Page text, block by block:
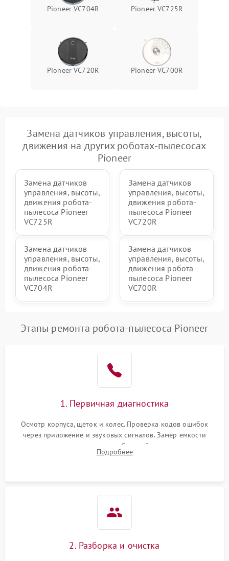
Pioneer VC704R Pioneer VC725R
Pioneer VC720R Pioneer VC700R
Замена датчиков управления, высоты,
движения на других роботах-пылесосах
Pioneer
Замена датчиков
управления, высоты,
движения робота-
пылесоса Pioneer
VC725R
Замена датчиков
управления, высоты,
движения робота-
пылесоса Pioneer
VC720R
Замена датчиков
управления, высоты,
движения робота-
пылесоса Pioneer
VC704R
Замена датчиков
управления, высоты,
движения робота-
пылесоса Pioneer
VC700R
Этапы ремонта робота-пылесоса Pioneer
1. Первичная диагностика
Осмотр корпуса, щеток и колес. Проверка кодов ошибок
через приложение и звуковых сигналов. Замер емкости
аккумулятора и тестирование базовой станции зарядки.
Оценка работы лидара, бампера и датчиков падения для
Подробнее
2. Разборка и очистка